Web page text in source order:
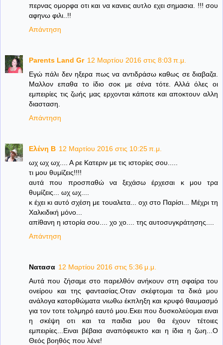
περνας ομορφα οτι και να κανεις αυτλο εχει σημασια. !!! σου
αφηνω φιλι..!!
Απάντηση
Parents Land Gr 12 Μαρτίου 2016 στις 8:03 π.μ.
Εγώ πάλι δεν ηξερα πως να αντιδράσω καθως σε διαβαζα.
Μαλλον επαθα το ίδιο σοκ με σένα τότε. Αλλά όλες οι
εμπειρίες τις ζωής μας ερχονται κάποτε και αποκτουν αλλη
διασταση.
Απάντηση
Ελένη B 12 Μαρτίου 2016 στις 10:25 π.μ.
ωχ ωχ ωχ.... Α ρε Κατεριν με τις ιστορίες σου.....
τι μου θυμίζεις!!!!
αυτά που προσπαθώ να ξεχάσω έρχεσαι κ μου τρα
θυμίζεις... ωχ ωχ....
κ έχει κι αυτό σχέση με τουαλετα... οχι στο Παρίσι... Μέχρι τη
Χαλκιδική μόνο...
απίθανη η ιστορία σου.... χο χο.... της αυτοσυγκράτησης....
Απάντηση
Νατασα 12 Μαρτίου 2016 στις 5:36 μ.μ.
Αυτά που ζήσαμε στο παρελθόν ανήκουν στη σφαίρα του
ονείρου και της φαντασίας.Οταν σκέφτομαι τα δικά μου
ανάλογα κατορθώματα νιωθω έκπληξη και κρυφό θαυμασμό
για τον τοτε τολμηρό εαυτό μου.Εκει που δυσκολεύομαι ειναι
η σκέψη οτι και τα παιδια μου θα έχουν τέτοιες
εμπειρίες...Ειναι βέβαια αναπόφευκτο και η ίδια η ζωη...Ο
Θεός βοηθός που λένε!